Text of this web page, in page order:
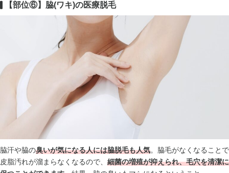
【部位⑥】脇(ワキ)の医療脱毛
脇汗や脇の臭いが気になる人には脇脱毛も人気。脇毛がなくなることで
皮脂汚れが溜まらなくなるので、 細菌の増殖が抑えられ、毛穴を清潔に